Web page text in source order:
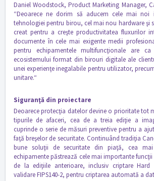
Daniel Woodstock, Product Marketing Manager,
“Deoarece ne dorim să aducem cele mai
tehnologiei pentru birou, cel mai nou hardware şi
creat pentru a creşte productivitatea fluxurilor
documente în cele mai exigente medii
pentru echipamentele multifuncţionale are
ecosistemului format din birouri digitale ale
unei experienţe inegalabile pentru utilizator,
unitare.“
Siguranţă din proiectare
Deoarece protecţia datelor devine o prioritate tot
tipurile de afaceri, cea de a treia ediţie a
cuprinde o serie de măsuri preventive pentru a
faţă breşelor de securitate. Continuând tradiţia
bune soluţii de securitate din piaţă, cea
echipamente păstrează cele mai importante
de la ediţiile anterioare, inclusiv criptare Hard
validare FIPS140-2, pentru criptarea automată a